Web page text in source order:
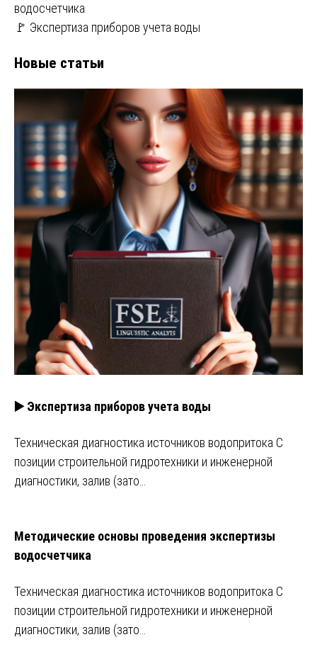
водосчетчика
🚩 Экспертиза приборов учета воды
Новые статьи
▶️ Экспертиза приборов учета воды
Техническая диагностика источников водопритока С
позиции строительной гидротехники и инженерной
диагностики, залив (зато…
Методические основы проведения экспертизы
водосчетчика
Техническая диагностика источников водопритока С
позиции строительной гидротехники и инженерной
диагностики, залив (зато…